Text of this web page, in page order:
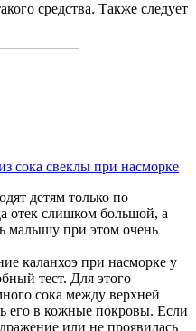
средства. Также следует
сока свеклы при насморке
детям только по
отек слишком большой, а
малышу при этом очень
каланхоэ при насморке у
тест. Для этого
сока между верхней
его в кожные покровы. Если
или не проявилась